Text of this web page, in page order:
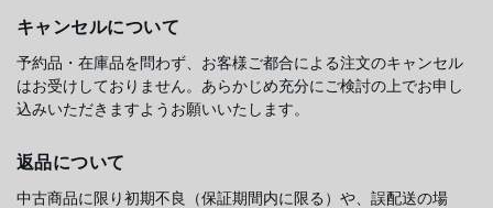
キャンセルについて
予約品・在庫品を問わず、お客様ご都合による注文のキャンセル
はお受けしておりません。あらかじめ充分にご検討の上でお申し
込みいただきますようお願いいたします。
返品について
中古商品に限り初期不良（保証期間内に限る）や、誤配送の場